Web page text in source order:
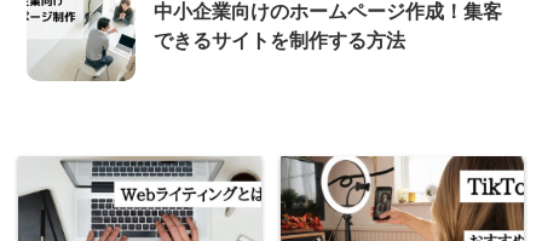
中小企業向けのホームページ作成！集客
できるサイトを制作する方法